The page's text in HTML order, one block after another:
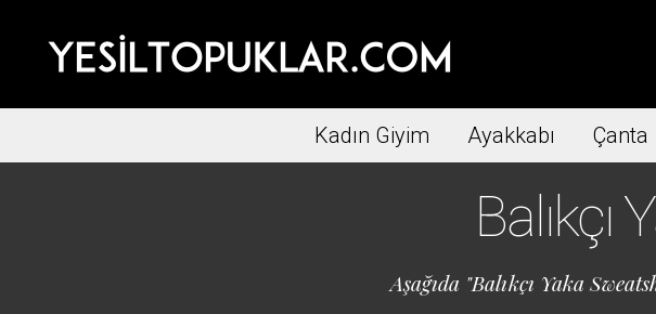
Kadın Giyim Ayakkabı Çanta
Aşağıda "Balıkçı Yaka